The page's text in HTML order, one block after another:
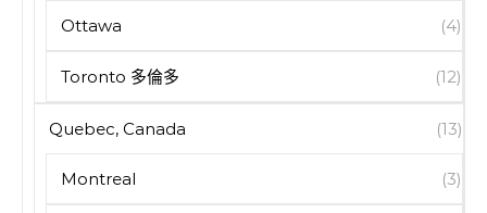
Ottawa (4)
Toronto 多倫多 (12)
Quebec, Canada (13)
Montreal (3)